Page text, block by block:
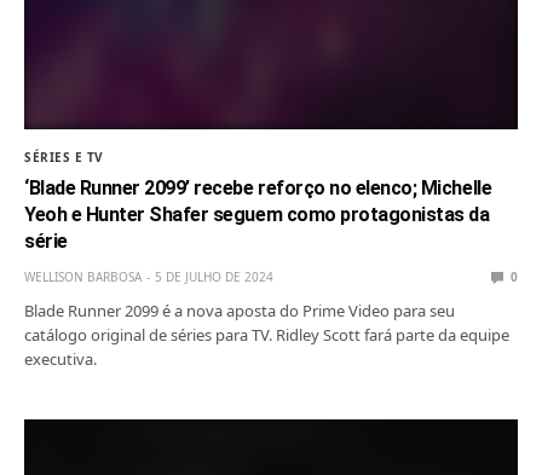
SÉRIES E TV
‘Blade Runner 2099’ recebe reforço no elenco; Michelle
Yeoh e Hunter Shafer seguem como protagonistas da
série
WELLISON BARBOSA 5 DE JULHO DE 2024 0
Blade Runner 2099 é a nova aposta do Prime Video para seu
catálogo original de séries para TV. Ridley Scott fará parte da equipe
executiva.